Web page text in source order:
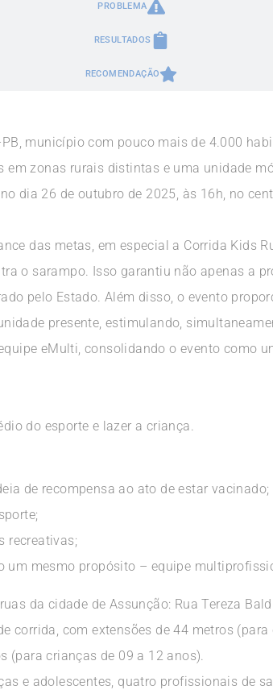
PROBLEMA
RESULTADOS
RECOMENDAÇÃO
município com pouco mais de 4.000
em zonas rurais distintas e uma unidade
dia 26 de outubro de 2025, às 16h, no
das metas, em especial a Corrida Kids
o sarampo. Isso garantiu não apenas a
pelo Estado. Além disso, o evento
presente, estimulando,
eMulti, consolidando o evento como
do esporte e lazer a criança.
de recompensa ao ato de estar vacinado;
recreativas;
um mesmo propósito – equipe
da cidade de Assunção: Rua Tereza
corrida, com extensões de 44 metros
(para crianças de 09 a 12 anos).
e adolescentes, quatro profissionais de